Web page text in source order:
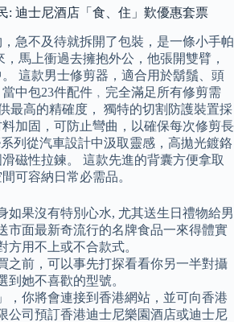
: 迪士尼酒店「食、住」歎優惠套票
急不及待就拆開了包裝，是一條小手帕
馬上衝過去擁抱外公，他張開雙臂，
這款男士修剪器，適合用於鬍鬚、頭
中包23件配件﹐完全滿足所有修剪需
最高的精確度， 獨特的切割防護裝置採
加固，可防止彎曲，以確保每次修剪長
列從汽車設計中汲取靈感，高拋光鍍鉻
磁性拉鍊。 這款先進的背囊方便拿取
可容納日常必需品。
如果沒有特別心水, 尤其送生日禮物給男
市面最新奇流行的名牌食品一來得體實
方用不上或不合款式。
之前，可以事先打探看看你另一半對攝
到她不喜歡的型號。
，你將會連接到香港網站，並可向香港
公司預訂香港迪士尼樂園酒店或迪士尼